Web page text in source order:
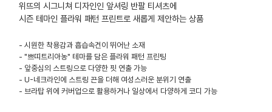
위뜨의 시그니쳐 디자인인 앞셔링 반팔 티셔츠에
시즌 테마인 플라워 패턴 프린트로 새롭게 제안하는 상품
- 시원한 착용감과 흡습속건이 뛰어난 소재
- "쁘띠트리아농" 테마를 담은 플라워 패턴 프린팅
- 앞중심의 스트링으로 다양한 핏 연출 가능
- U-네크라인에 스트링 끈을 더해 여성스러운 분위기 연출
- 브라탑 위에 커버업으로 활용하거나 일상에서 다양하게 코디 가능